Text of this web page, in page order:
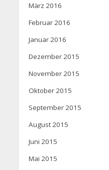
März 2016
Februar 2016
Januar 2016
Dezember 2015
November 2015
Oktober 2015
September 2015
August 2015
Juni 2015
Mai 2015